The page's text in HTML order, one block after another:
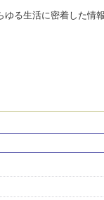
る生活に密着した情